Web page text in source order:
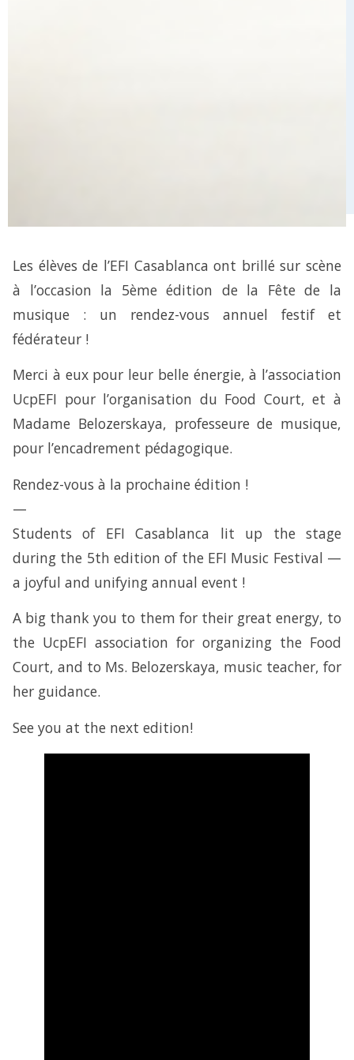
Les élèves de l’EFI Casablanca ont brillé sur scène
à l’occasion la 5ème édition de la Fête de la
musique : un rendez-vous annuel festif et
fédérateur !
Merci à eux pour leur belle énergie, à l’association
UcpEFI pour l’organisation du Food Court, et à
Madame Belozerskaya, professeure de musique,
pour l’encadrement pédagogique.
Rendez-vous à la prochaine édition !
—
Students of EFI Casablanca lit up the stage
during the 5th edition of the EFI Music Festival —
a joyful and unifying annual event !
A big thank you to them for their great energy, to
the UcpEFI association for organizing the Food
Court, and to Ms. Belozerskaya, music teacher, for
her guidance.
See you at the next edition!